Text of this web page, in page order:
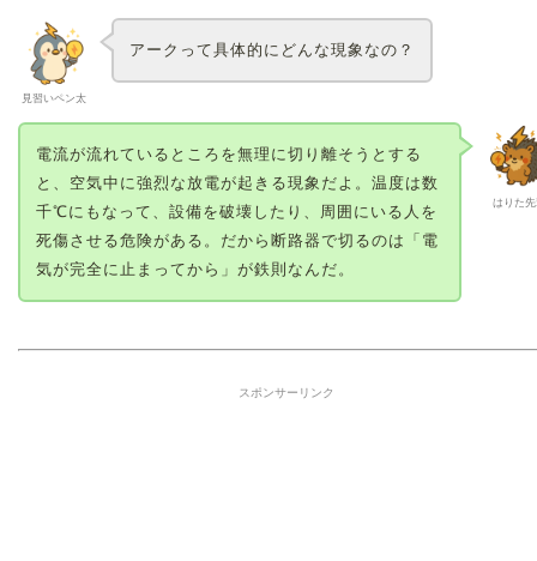
見習いペン太
アークって具体的にどんな現象なの？
はりた先
電流が流れているところを無理に切り離そうとする
と、空気中に強烈な放電が起きる現象だよ。温度は数
千℃にもなって、設備を破壊したり、周囲にいる人を
死傷させる危険がある。だから断路器で切るのは「電
気が完全に止まってから」が鉄則なんだ。
スポンサーリンク